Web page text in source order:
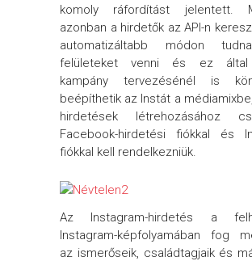
komoly ráfordítást jelentett.
azonban a hirdetők az API-n
automatizáltabb módon
felületeket venni és ez által
kampány tervezésénél is
beépíthetik az Instát a
hirdetések létrehozásához
Facebook-hirdetési fiókkal és
fiókkal kell rendelkezniük.
Az Instagram-hirdetés a
Instagram-képfolyamában fog
az ismerőseik, családtagjaik és